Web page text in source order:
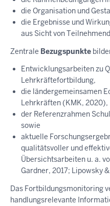
die Organisation und
die Ergebnisse und
aus Sicht von
Zentrale Bezugspunkte
Entwicklungsarbeiten zu
Lehrkräftefortbildung,
die ländergemeinsamen
Lehrkräften (KMK, 2020),
der Referenzrahmen
sowie
aktuelle
qualitätsvoller und
Übersichtsarbeiten u. a.
Gardner, 2017; Lipowsky
Das Fortbildungsmonitoring
handlungsrelevante